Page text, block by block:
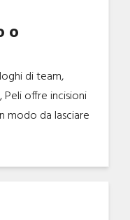
o
di team,
offre incisioni
modo da lasciare